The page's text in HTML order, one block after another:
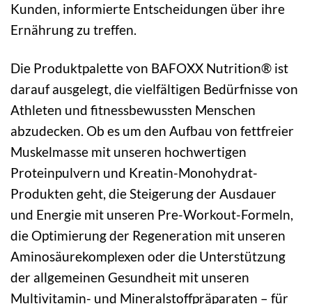
Kunden, informierte Entscheidungen über ihre
Ernährung zu treffen.
Die Produktpalette von BAFOXX Nutrition® ist
darauf ausgelegt, die vielfältigen Bedürfnisse von
Athleten und fitnessbewussten Menschen
abzudecken. Ob es um den Aufbau von fettfreier
Muskelmasse mit unseren hochwertigen
Proteinpulvern und Kreatin-Monohydrat-
Produkten geht, die Steigerung der Ausdauer
und Energie mit unseren Pre-Workout-Formeln,
die Optimierung der Regeneration mit unseren
Aminosäurekomplexen oder die Unterstützung
der allgemeinen Gesundheit mit unseren
Multivitamin- und Mineralstoffpräparaten – für